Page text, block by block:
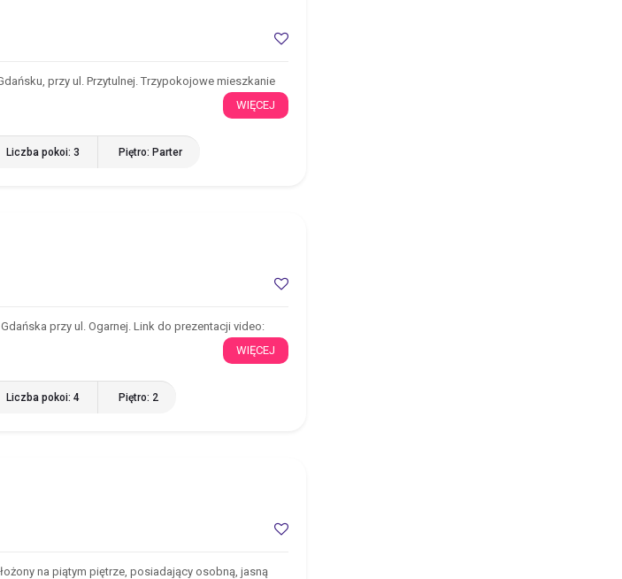
przy ul. Przytulnej. Trzypokojowe mieszkanie
WIĘCEJ
Liczba pokoi: 3 Piętro: Parter
przy ul. Ogarnej. Link do prezentacji video:
WIĘCEJ
Liczba pokoi: 4 Piętro: 2
na piątym piętrze, posiadający osobną, jasną